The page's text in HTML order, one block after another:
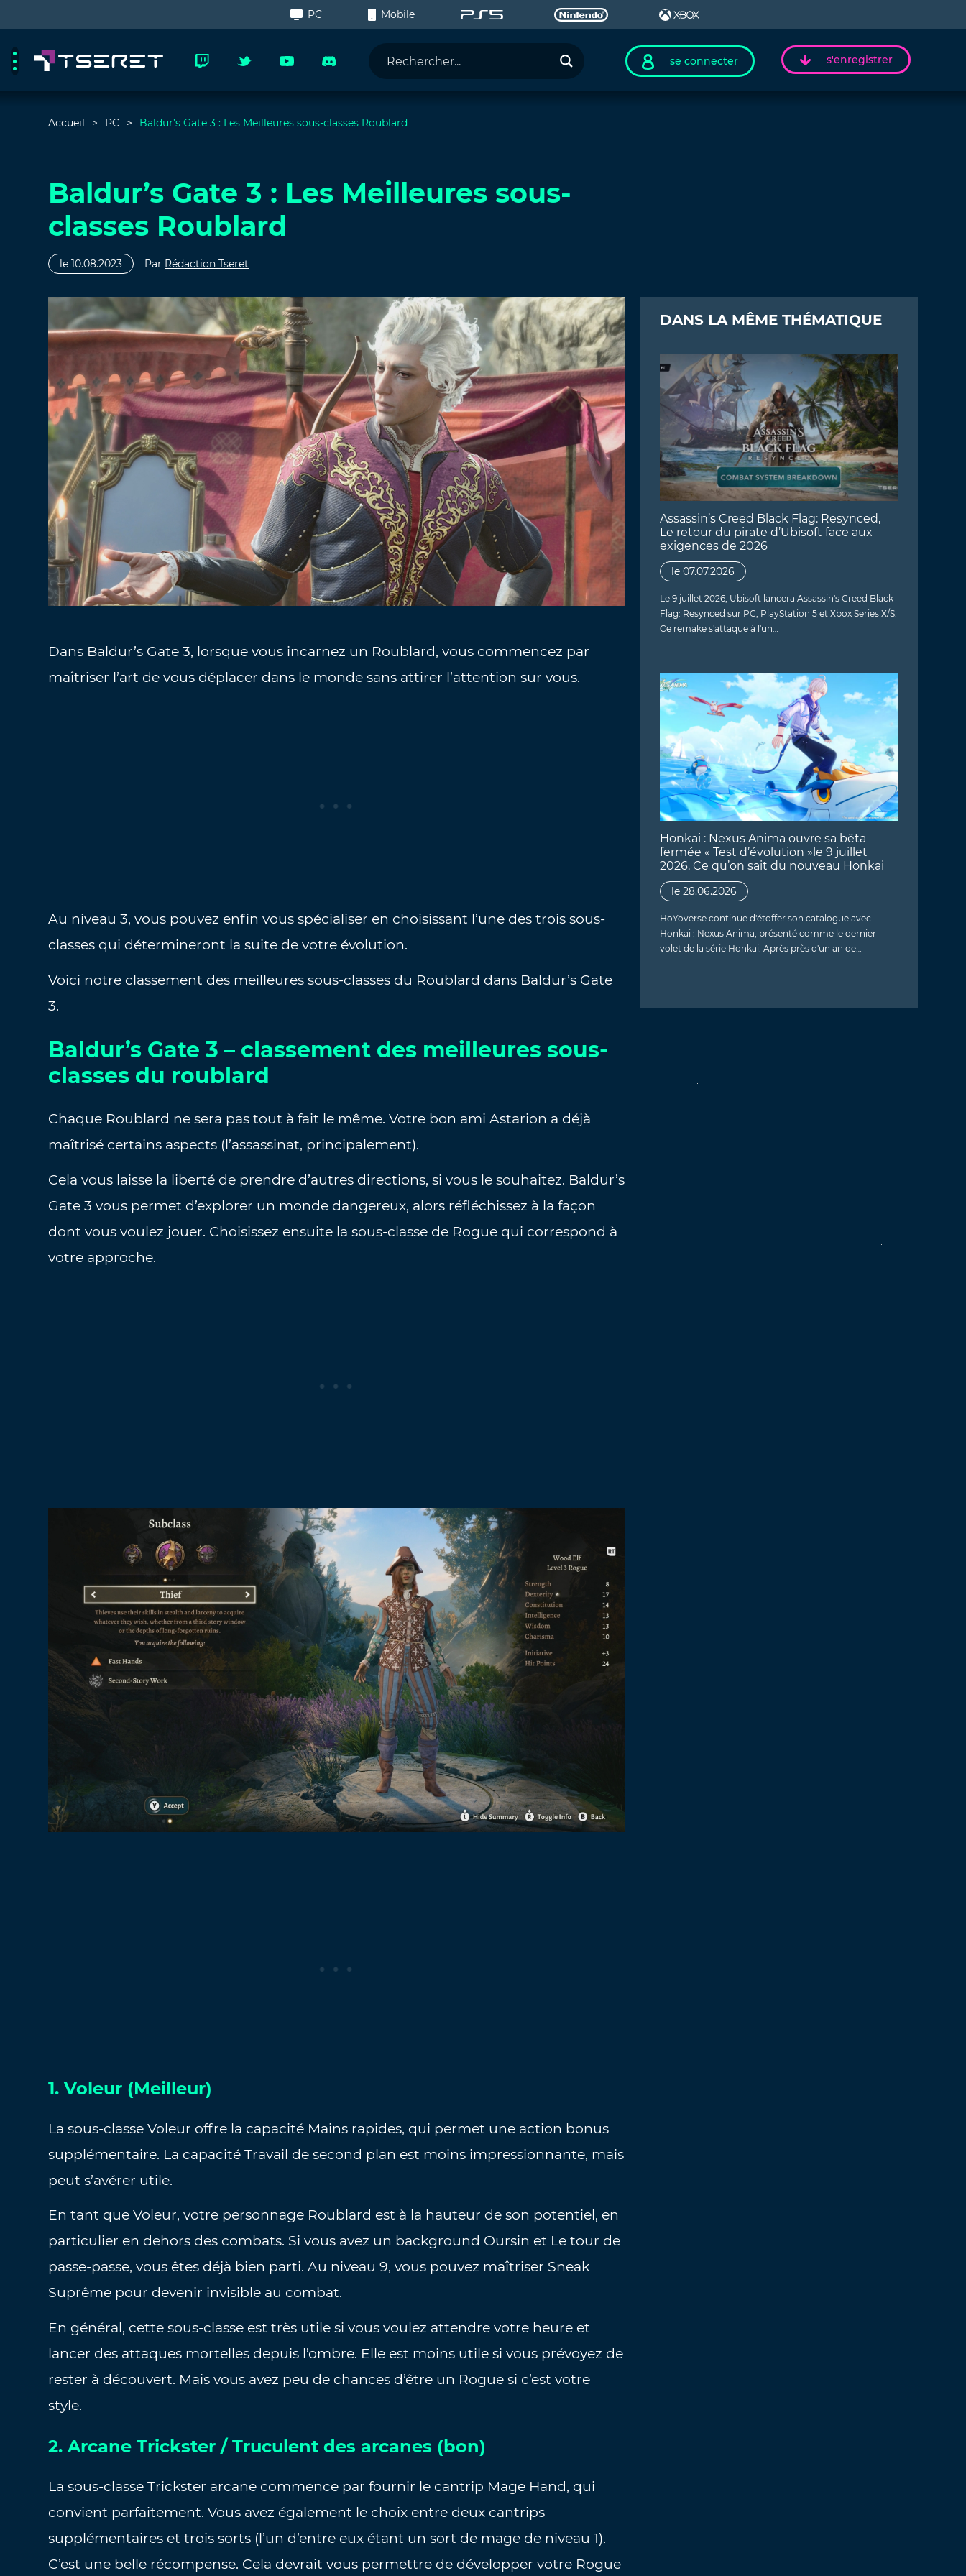
PC Mobile
se connecter s'enregistrer
Accueil PC Baldur’s Gate 3 : Les Meilleures sous-classes Roublard
Baldur’s Gate 3 : Les Meilleures sous-
classes Roublard
le 10.08.2023 Par Rédaction Tseret
Dans Baldur’s Gate 3, lorsque vous incarnez un Roublard, vous commencez par
maîtriser l’art de vous déplacer dans le monde sans attirer l’attention sur vous.
Au niveau 3, vous pouvez enfin vous spécialiser en choisissant l’une des trois sous-
classes qui détermineront la suite de votre évolution.
Voici notre classement des meilleures sous-classes du Roublard dans Baldur’s Gate
3.
Baldur’s Gate 3 – classement des meilleures sous-
classes du roublard
Chaque Roublard ne sera pas tout à fait le même. Votre bon ami Astarion a déjà
maîtrisé certains aspects (l’assassinat, principalement).
Cela vous laisse la liberté de prendre d’autres directions, si vous le souhaitez. Baldur’s
Gate 3 vous permet d’explorer un monde dangereux, alors réfléchissez à la façon
dont vous voulez jouer. Choisissez ensuite la sous-classe de Rogue qui correspond à
votre approche.
1. Voleur (Meilleur)
La sous-classe Voleur offre la capacité Mains rapides, qui permet une action bonus
supplémentaire. La capacité Travail de second plan est moins impressionnante, mais
peut s’avérer utile.
En tant que Voleur, votre personnage Roublard est à la hauteur de son potentiel, en
particulier en dehors des combats. Si vous avez un background Oursin et Le tour de
passe-passe, vous êtes déjà bien parti. Au niveau 9, vous pouvez maîtriser Sneak
Suprême pour devenir invisible au combat.
En général, cette sous-classe est très utile si vous voulez attendre votre heure et
lancer des attaques mortelles depuis l’ombre. Elle est moins utile si vous prévoyez de
rester à découvert. Mais vous avez peu de chances d’être un Rogue si c’est votre
style.
2. Arcane Trickster / Truculent des arcanes (bon)
La sous-classe Trickster arcane commence par fournir le cantrip Mage Hand, qui
convient parfaitement. Vous avez également le choix entre deux cantrips
supplémentaires et trois sorts (l’un d’entre eux étant un sort de mage de niveau 1).
C’est une belle récompense. Cela devrait vous permettre de développer votre Rogue
DANS LA MÊME THÉMATIQUE
Assassin’s Creed Black Flag: Resynced,
Le retour du pirate d’Ubisoft face aux
exigences de 2026
le 07.07.2026
Le 9 juillet 2026, Ubisoft lancera Assassin's Creed Black
Flag: Resynced sur PC, PlayStation 5 et Xbox Series X/S.
Ce remake s'attaque à l'un…
Honkai : Nexus Anima ouvre sa bêta
fermée « Test d’évolution »le 9 juillet
2026. Ce qu’on sait du nouveau Honkai
le 28.06.2026
HoYoverse continue d'étoffer son catalogue avec
Honkai : Nexus Anima, présenté comme le dernier
volet de la série Honkai. Après près d'un an de…